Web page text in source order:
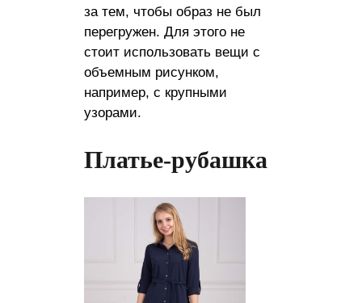
за тем, чтобы образ не был
перегружен. Для этого не
стоит использовать вещи с
объемным рисунком,
например, с крупными
узорами.
Платье-рубашка